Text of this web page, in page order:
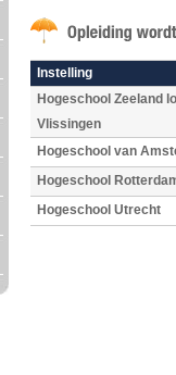
Instelling
Hogeschool Zeeland
Vlissingen
Hogeschool van
Hogeschool
Hogeschool Utrecht